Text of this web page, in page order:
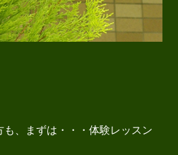
、まずは・・・体験レッスン